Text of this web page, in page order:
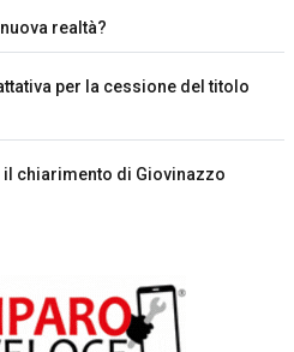
realtà?
per la cessione del titolo
chiarimento di Giovinazzo